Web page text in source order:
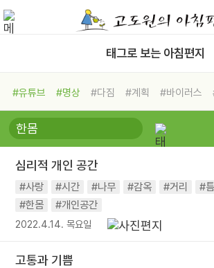
태그로 보는 아침편지
#유튜브 #명상 #다짐 #계획 #바이러스
#비전캠프
#독서캠프 #삶
#희망
#나눔 #친구 #링컨학교
#독서
#건강 #면역력
심리적 개인 공간
#사랑 #시간 #나무 #감옥 #거리 #틈
#한몸
#개인공간
2022.4.14. 목요일
고통과 기쁨